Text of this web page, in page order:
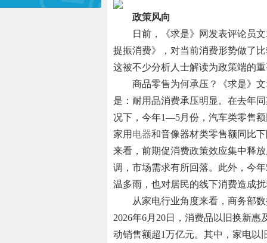
政策风向
日前，《求是》网发表评论员
提振消费》，对当前消费形势做了
这被不少分析人士解读为政策端的
商品零售为何承压？《求是》
是：耐用品消费承压明显。在去年
况下，今年1—5月份，汽车类零售额
家用 电器和音像器材类零售额同比
来看，前期促消费政策效应集中释
调，市场需求有所回落。此外，今
温多雨，也对居民的线下消费造
从家电行业角度来看，商务部
2026年6月20日，消费品以旧换新惠
动销售额超1万亿元。其中，家电以